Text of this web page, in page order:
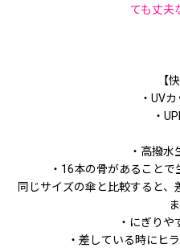
ても丈夫
【
・UV
・
・高撥水
・16本の骨があることで
同じサイズの傘と比較すると
・にぎりや
・差している時にヒ